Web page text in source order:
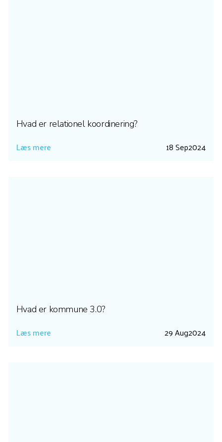
Hvad er relationel koordinering?
Læs mere 18 Sep2024
Hvad er kommune 3.0?
Læs mere 29 Aug2024